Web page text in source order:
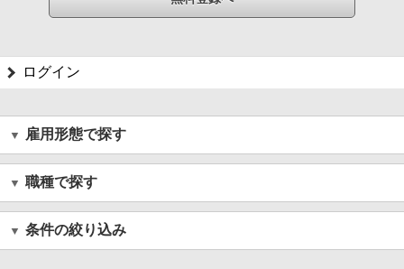
ログイン
雇用形態で探す
職種で探す
条件の絞り込み